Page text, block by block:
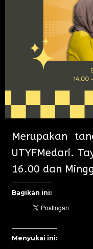
Merupakan
UTYFMedari.
16.00 dan
Bagikan ini:
Menyukai ini: